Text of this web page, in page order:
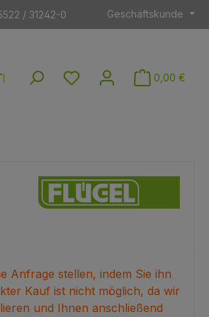
/ 31242-0 Geschäftskunde
Du hast 0 Produkte auf
0,00 €
Anfrage stellen, indem Sie ihn
Kauf ist nicht möglich, da wir
und Ihnen anschließend